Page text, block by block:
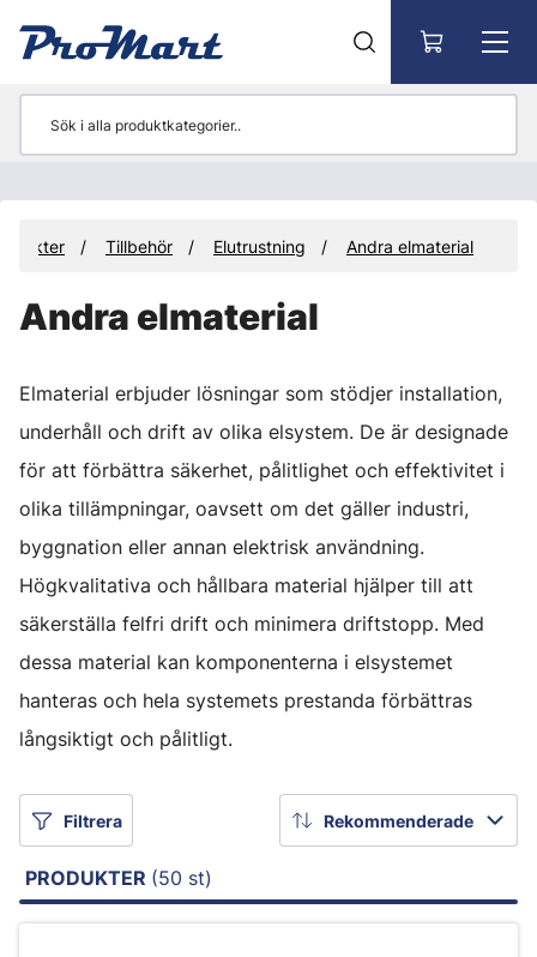
Tillbehör Elutrustning Andra elmaterial
Andra elmaterial
Elmaterial erbjuder lösningar som stödjer installation,
underhåll och drift av olika elsystem. De är designade
för att förbättra säkerhet, pålitlighet och effektivitet i
olika tillämpningar, oavsett om det gäller industri,
byggnation eller annan elektrisk användning.
Högkvalitativa och hållbara material hjälper till att
säkerställa felfri drift och minimera driftstopp. Med
dessa material kan komponenterna i elsystemet
hanteras och hela systemets prestanda förbättras
långsiktigt och pålitligt.
Filtrera Rekommenderade
PRODUKTER (50 st)